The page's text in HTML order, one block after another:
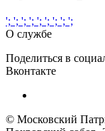
'; '; '; '; '; '; '; '; ';
О службе
Поделиться в
Вконтакте
© Московский